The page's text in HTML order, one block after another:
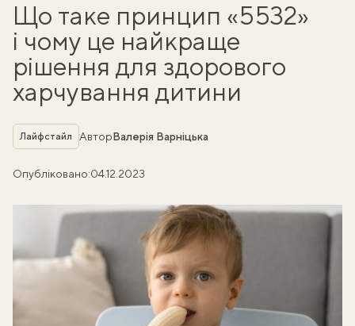
Що таке принцип «5532»
і чому це найкраще
рішення для здорового
харчування дитини
Рубрика
Лайфстайл АвторВалерія Варніцька
Опубліковано:04.12.2023